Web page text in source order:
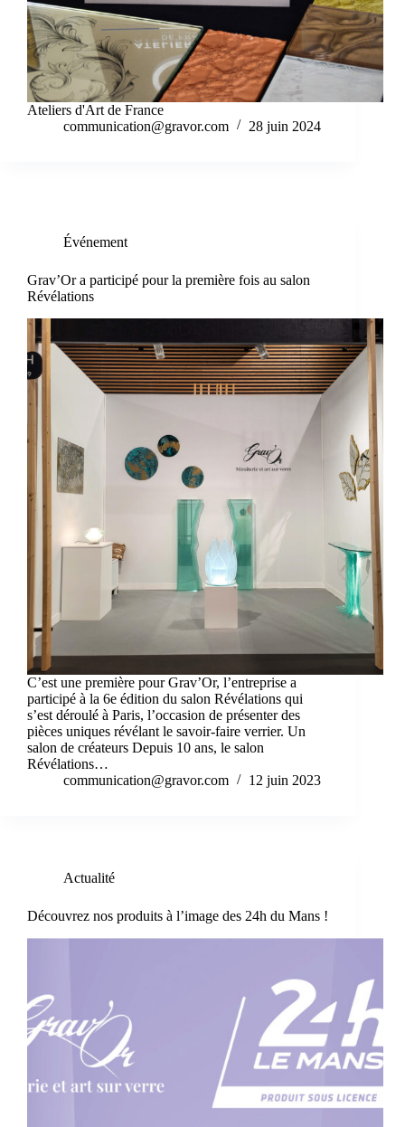
Ateliers d'Art de France
communication@gravor.com
28 juin 2024
Événement
Grav’Or a participé pour la première fois au salon
Révélations
C’est une première pour Grav’Or, l’entreprise a
participé à la 6e édition du salon Révélations qui
s’est déroulé à Paris, l’occasion de présenter des
pièces uniques révélant le savoir-faire verrier. Un
salon de créateurs Depuis 10 ans, le salon
Révélations…
communication@gravor.com
12 juin 2023
Actualité
Découvrez nos produits à l’image des 24h du Mans !